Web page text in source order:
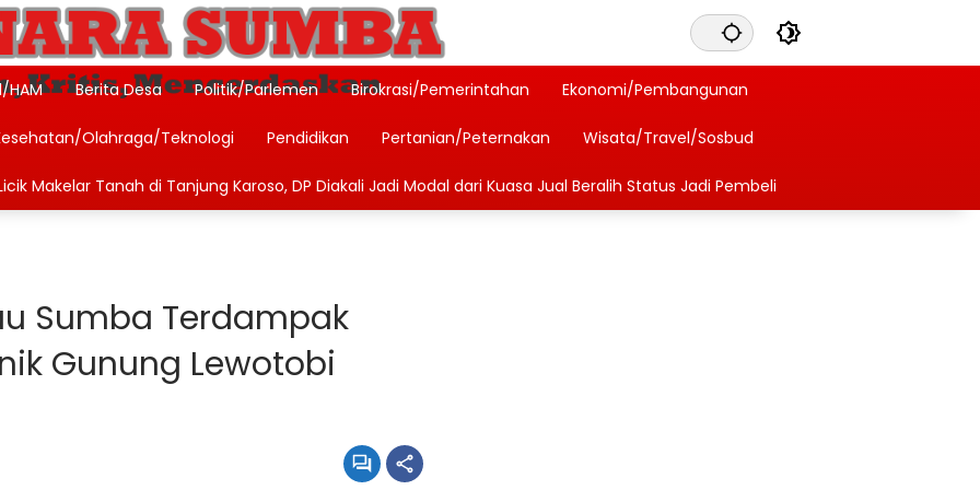
HAM Berita Desa Politik/Parlemen Birokrasi/Pemerintahan Ekonomi/Pembangunan
Olahraga/Teknologi Pendidikan Pertanian/Peternakan Wisata/Travel/Sosbud
Makelar Tanah di Tanjung Karoso, DP Diakali Jadi Modal dari Kuasa Jual Beralih Status Jadi Pembeli
Sumba Terdampak
Gunung Lewotobi